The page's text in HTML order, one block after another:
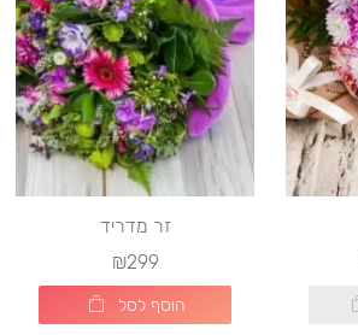
זר מדריד
₪299
הוסף לסל